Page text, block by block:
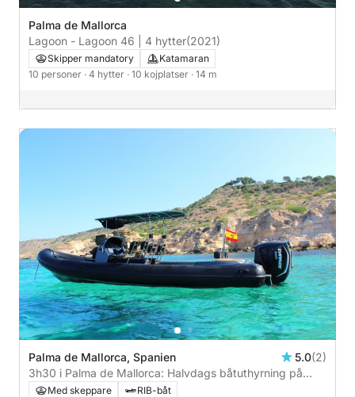
Palma de Mallorca
Lagoon - Lagoon 46 | 4 hytter(2021)
Skipper mandatory
Katamaran
10 personer · 4 hytter · 10 kojplatser · 14 m
Palma de Mallorca, Spanien 5.0(2)
3h30 i Palma de Mallorca: Halvdags båtuthyrning på
denna Humber Ocean Leisure Pro
Med skeppare
RIB-båt